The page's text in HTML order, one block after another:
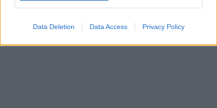
Data Deletion Data Access Privacy Policy